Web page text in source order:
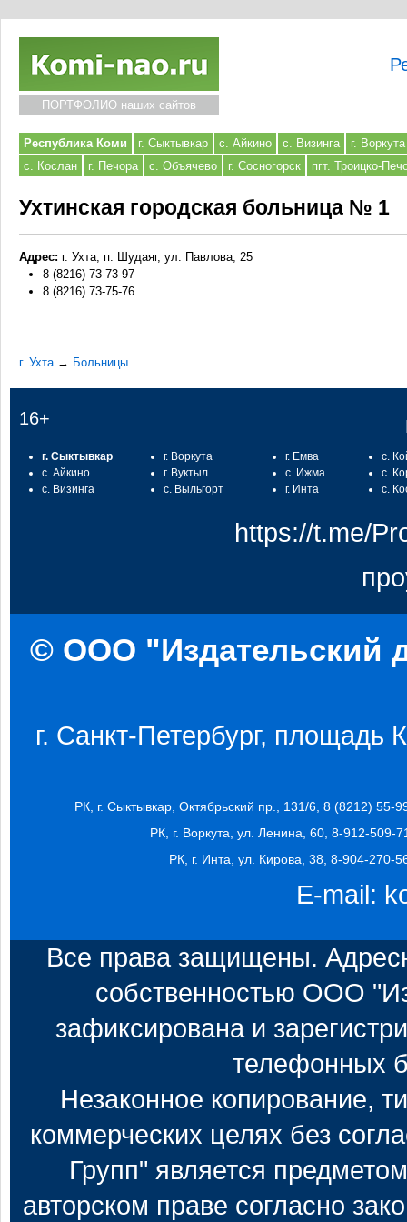
ПОРТФОЛИО наших сайтов
Республика Коми г. Сыктывкар с. Айкино с. Визинга
г. Воркута
с. Кослан
г. Печора с. Объячево г. Сосногорск пгт. Троицко-
Ухтинская городская больница № 1
Адрес: г. Ухта, п. Шудаяг, ул. Павлова, 25
8 (8216) 73-73-97
8 (8216) 73-75-76
г. Ухта → Больницы
16+
г. Сыктывкар
с. Айкино
с. Визинга
г. Воркута
г. Вуктыл
с. Выльгорт
г. Емва
с. Ижма
г. Инта
с.
с.
с.
https://t.me/
© ООО "Издательский
г. Санкт-Петербург, площадь
РК, г. Сыктывкар, Октябрьский пр., 131/6, 8 (8212) 55-
РК, г. Воркута, ул. Ленина, 60, 8-912-509-
РК, г. Инта, ул. Кирова, 38, 8-904-270-
E-mail:
Все права защищены.
собственностью ООО
зафиксирована и
телефонных
Незаконное копирование,
коммерческих целях без
Групп" является
авторском праве согласно